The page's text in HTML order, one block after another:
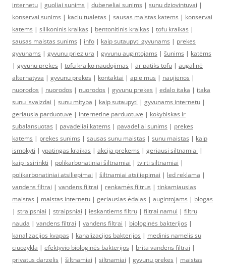
internetu | guoliai sunims | dubeneliai sunims | sunu dziovintuvai |
konservai sunims | kaciu tualetas | sausas maistas katems | konservai
katems | silikoninis kraikas | bentonitinis kraikas | tofu kraikas |
sausas maistas sunims | info | kaip sutaupyti gyvunams | prekes
gyvunams | gyvunu prieziura | gyvunu augintojams | šunims | katėms
| gyvunu prekes | tofu kraiko naudojimas | ar patiks tofu | augalinė
alternatyva | gyvunu prekes | kontaktai | apie mus | naujienos |
nuorodos | nuorodos | nuorodos | gyvunu prekes | edalo itaka | itaka
sunu isvaizdai | sunu mityba | kaip sutaupyti | gyvunams internetu |
geriausia parduotuve | internetine parduotuve | kokybiskas ir
subalansuotas | pavadeliai katems | pavadeliai sunims | prekes
katems | prekes sunims | sausas sunu maistas | sunu maistas | kaip
ismokyti | ypatingas kraikas | akcija prekems | geriausi siltnamiai |
kaip issirinkti | polikarbonatiniai šiltnamiai | tvirti siltnamiai |
polikarbonatiniai atsiliepimai | šiltnamiai atsiliepimai | led reklama |
vandens filtrai | vandens filtrai | renkamės filtrus | tinkamiausias
maistas | maistas internetu | geriausias ėdalas | augintojams | blogas
| straipsniai | straipsniai | ieskantiems filtru | filtrai namui | filtru
nauda | vandens filtrai | vandens filtrai | biologinės bakterijos |
kanalizacijos kvapas | kanalizacijos bakterijos | medinis namelis su
ciuozykla | efektyvio biologinės bakterijos | brita vandens filtrai |
privatus darzelis | šiltnamiai | siltnamiai | gyvunu prekes | maistas